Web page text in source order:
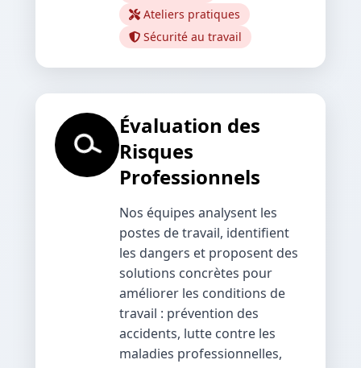
Ateliers pratiques
Sécurité au travail
Évaluation des
Risques
Professionnels
Nos équipes analysent les
postes de travail, identifient
les dangers et proposent des
solutions concrètes pour
améliorer les conditions de
travail : prévention des
accidents, lutte contre les
maladies professionnelles,